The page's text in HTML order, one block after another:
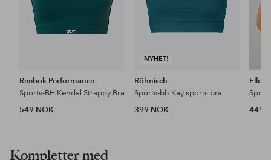
Reebok Performance
Sports-BH Kendal Strappy Bra
549 NOK
NYHET!
Röhnisch
Sports-bh Kay sports bra
399 NOK
Ellos
449
Kompletter med